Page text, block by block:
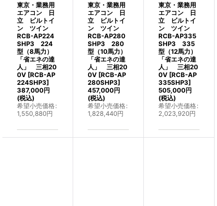
東京・業務用
エアコン 日
立 ビルトイ
ン ツイン
RCB-AP224
SHP3 224
型（8馬力）
「省エネの達
人」 三相20
0V [RCB-AP
224SHP3]
387,000円
(税込)
希望小売価格:
1,550,880円
東京・業務用
エアコン 日
立 ビルトイ
ン ツイン
RCB-AP280
SHP3 280
型（10馬力）
「省エネの達
人」 三相20
0V [RCB-AP
280SHP3]
457,000円
(税込)
希望小売価格:
1,828,440円
東京・業務用
エアコン 日
立 ビルトイ
ン ツイン
RCB-AP335
SHP3 335
型（12馬力）
「省エネの達
人」 三相20
0V [RCB-AP
335SHP3]
505,000円
(税込)
希望小売価格:
2,023,920円